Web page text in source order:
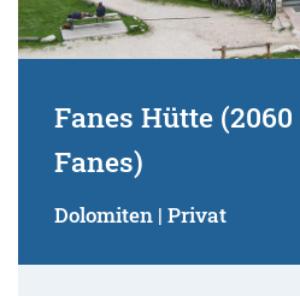
Fanes Hütte
Fanes)
Dolomiten | Privat